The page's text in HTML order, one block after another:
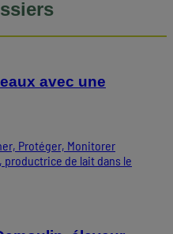
avec une
Protéger, Monitorer
productrice de lait dans le